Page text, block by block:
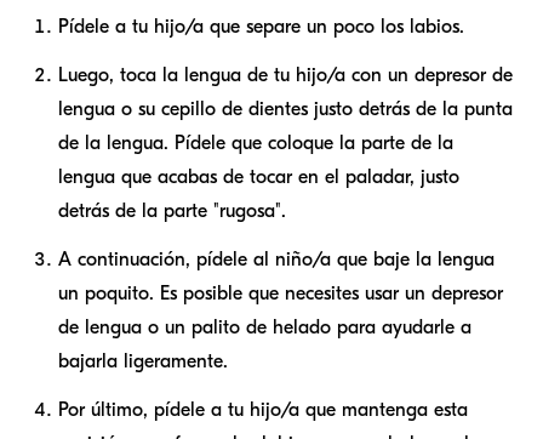
Pídele a tu hijo/a que separe un poco los labios.
Luego, toca la lengua de tu hijo/a con un depresor de
lengua o su cepillo de dientes justo detrás de la punta
de la lengua. Pídele que coloque la parte de la
lengua que acabas de tocar en el paladar, justo
detrás de la parte "rugosa".
A continuación, pídele al niño/a que baje la lengua
un poquito. Es posible que necesites usar un depresor
de lengua o un palito de helado para ayudarle a
bajarla ligeramente.
Por último, pídele a tu hijo/a que mantenga esta